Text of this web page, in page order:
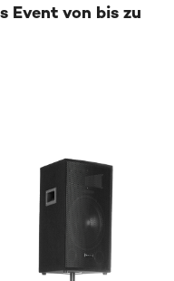
Event von bis zu